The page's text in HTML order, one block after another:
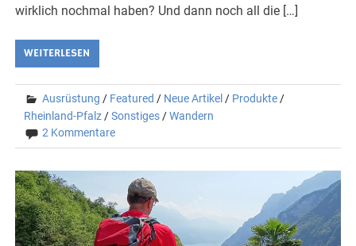
wirklich nochmal haben? Und dann noch all die […]
WEITERLESEN
Ausrüstung / Featured / Neue Artikel / Produkte /
Rheinland-Pfalz /Sonstiges /Wandern
2 Kommentare